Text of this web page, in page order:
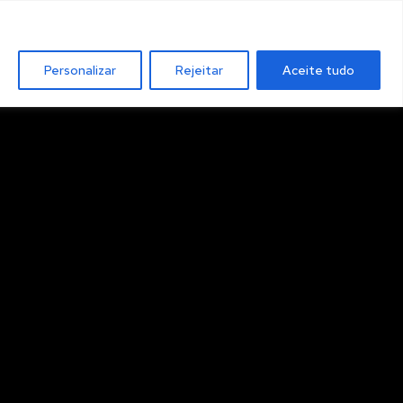
Personalizar Rejeitar Aceite tudo